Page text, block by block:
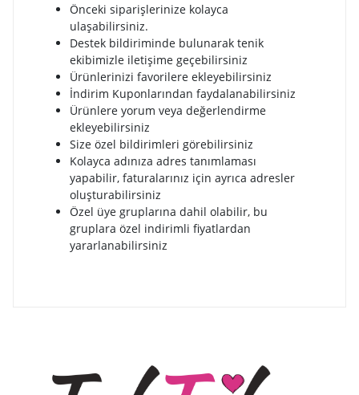
Önceki siparişlerinize kolayca
ulaşabilirsiniz.
Destek bildiriminde bulunarak tenik
ekibimizle iletişime geçebilirsiniz
Ürünlerinizi favorilere ekleyebilirsiniz
İndirim Kuponlarından faydalanabilirsiniz
Ürünlere yorum veya değerlendirme
ekleyebilirsiniz
Size özel bildirimleri görebilirsiniz
Kolayca adınıza adres tanımlaması
yapabilir, faturalarınız için ayrıca adresler
oluşturabilirsiniz
Özel üye gruplarına dahil olabilir, bu
gruplara özel indirimli fiyatlardan
yararlanabilirsiniz